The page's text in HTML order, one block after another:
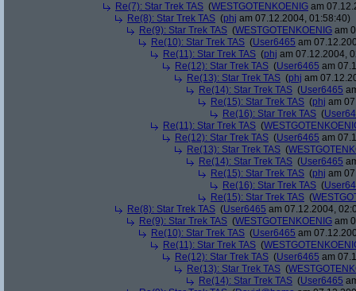
Re(7): Star Trek TAS (WESTGOTENKOENIG am
Re(8): Star Trek TAS (phj am 07.12.2004, 01:58:40)
Re(9): Star Trek TAS (WESTGOTENKOENIG am
Re(10): Star Trek TAS (User6465 am
Re(11): Star Trek TAS (phj am 07.12.2004,
Re(12): Star Trek TAS (User6465 am
Re(13): Star Trek TAS (phj am
Re(14): Star Trek TAS (User6465
Re(15): Star Trek TAS (phj am
Re(16): Star Trek TAS (
Re(11): Star Trek TAS (
Re(12): Star Trek TAS (User6465 am
Re(13): Star Trek TAS (
Re(14): Star Trek TAS (User6465
Re(15): Star Trek TAS (phj am
Re(16): Star Trek TAS (
Re(15): Star Trek TAS (
Re(8): Star Trek TAS (User6465 am 07.12.2004,
Re(9): Star Trek TAS (WESTGOTENKOENIG am
Re(10): Star Trek TAS (User6465 am
Re(11): Star Trek TAS (
Re(12): Star Trek TAS (User6465 am
Re(13): Star Trek TAS (
Re(14): Star Trek TAS (User6465